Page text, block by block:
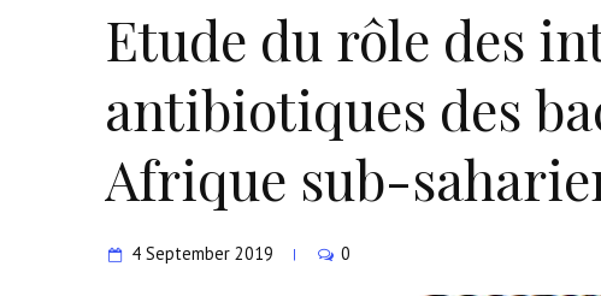
Etude du rôle des
antibiotiques des
Afrique sub-
4 September 2019 0